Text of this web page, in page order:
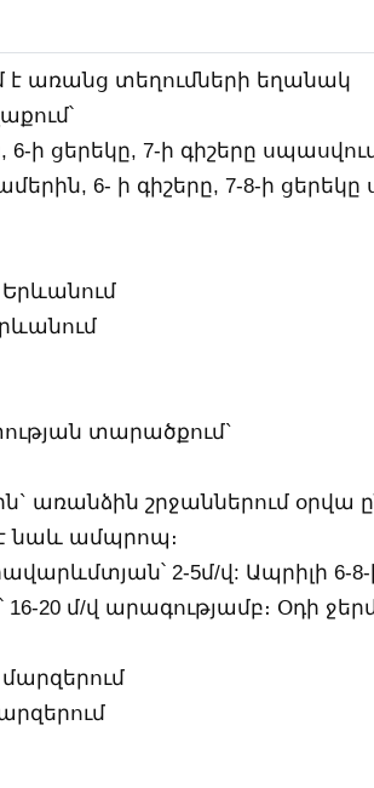
6-ի ցերեկը, 7-ի գիշերը
6- ի գիշերը, 7-8-ի
տարածքում`
առանձին շրջաններում
նաև ամպրոպ։
2-5մ/վ: Ապրիլի 6-
16-20 մ/վ արագությամբ։ Օդի